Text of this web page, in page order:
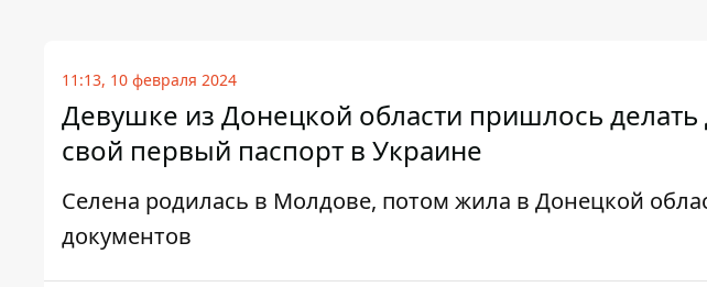
11:13, 10 февраля 2024
Девушке из Донецкой области пришлось делать
свой первый паспорт в Украине
Селена родилась в Молдове, потом жила в Донецкой
документов